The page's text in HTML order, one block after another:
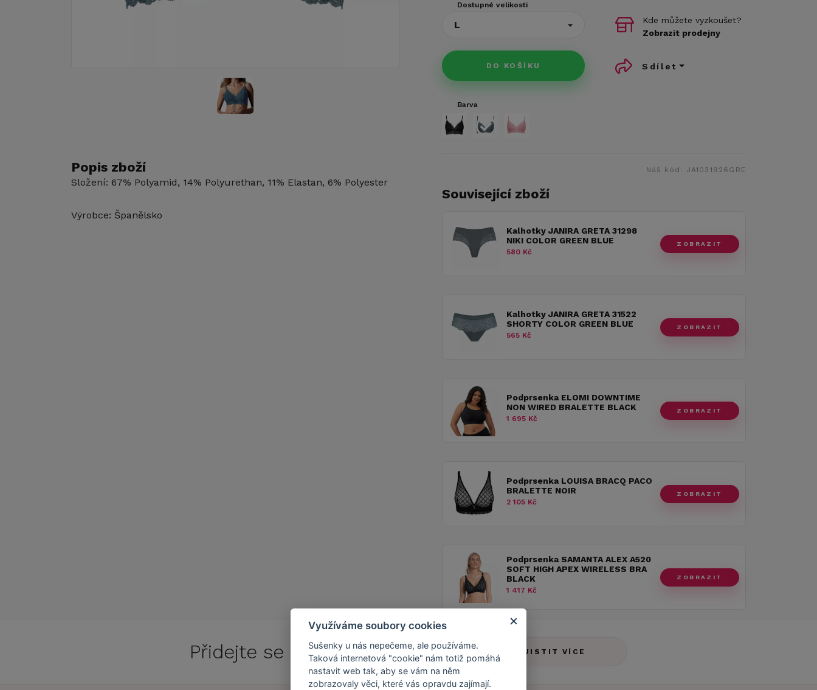
Popis zboží
Složení: 67% Polyamid, 14% Polyurethan, 11% Elastan, 6% Polyester
Výrobce: Španělsko
Dostupné velikosti
L
DO KOŠÍKU
Kde můžete vyzkoušet?
Zobrazit prodejny
Sdílet
Barva
Náš kód: JA1031926GRE
Související zboží
Kalhotky JANIRA GRETA 31298
NIKI COLOR GREEN BLUE
580 Kč
ZOBRAZIT
Kalhotky JANIRA GRETA 31522
SHORTY COLOR GREEN BLUE
565 Kč
ZOBRAZIT
Podprsenka ELOMI DOWNTIME
NON WIRED BRALETTE BLACK
1 695 Kč
ZOBRAZIT
Podprsenka LOUISA BRACQ PACO
BRALETTE NOIR
2 105 Kč
ZOBRAZIT
Podprsenka SAMANTA ALEX A520
SOFT HIGH APEX WIRELESS BRA
BLACK
1 417 Kč
ZOBRAZIT
Přidejte se doCaresse Clubu! ZJISTIT VÍCE
Využíváme soubory cookies
Sušenky u nás nepečeme, ale používáme.
Taková internetová "cookie" nám totiž pomáhá
nastavit web tak, aby se vám na něm
zobrazovaly věci, které vás opravdu zajímají.